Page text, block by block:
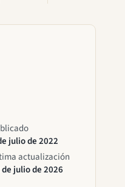
julio de 2022
actualización
julio de 2026